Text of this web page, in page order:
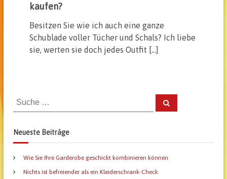
kaufen?
Besitzen Sie wie ich auch eine ganze
Schublade voller Tücher und Schals? Ich liebe
sie, werten sie doch jedes Outfit […]
S
u
h
n
a
S
Neueste Beiträge
Wie Sie Ihre Garderobe geschickt kombinieren können
Nichts ist befreiender als ein Kleiderschrank-Check